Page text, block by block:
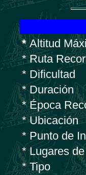
*Altitud
* Ruta
* Dificultad
* Duración
* Época
* Ubicación
* Punto de
* Lugares
* Tipo